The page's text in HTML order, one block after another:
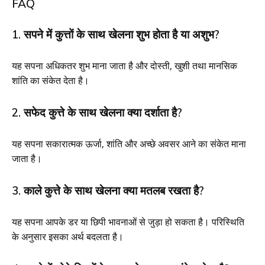
FAQ
1. सपने में कुत्तों के साथ खेलना शुभ होता है या अशुभ?
यह सपना अधिकतर शुभ माना जाता है और दोस्ती, खुशी तथा मानसिक
शांति का संकेत देता है।
2. सफेद कुत्ते के साथ खेलना क्या दर्शाता है?
यह सपना सकारात्मक ऊर्जा, शांति और अच्छे अवसर आने का संकेत माना
जाता है।
3. काले कुत्ते के साथ खेलना क्या मतलब रखता है?
यह सपना आपके डर या छिपी भावनाओं से जुड़ा हो सकता है। परिस्थिति
के अनुसार इसका अर्थ बदलता है।